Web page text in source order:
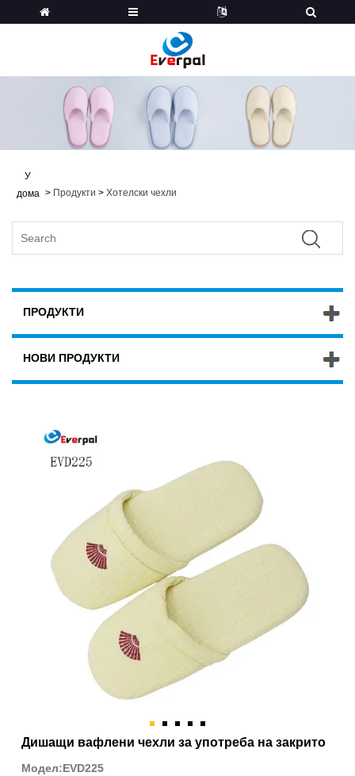
У
дома > Продукти > Хотелски чехли
ПРОДУКТИ
НОВИ ПРОДУКТИ
Дишащи вафлени чехли за употреба на закрито
Модел:EVD225